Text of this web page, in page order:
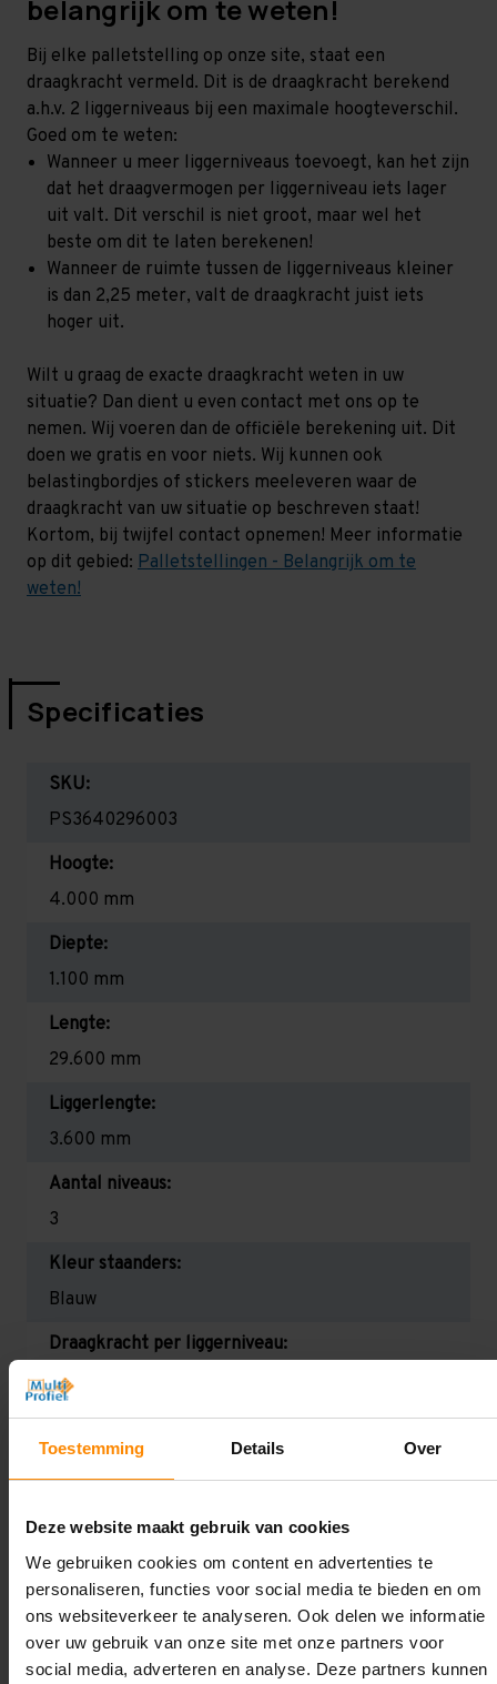
Toestemming Details Over
Deze website maakt gebruik van cookies
We gebruiken cookies om content en advertenties te
personaliseren, functies voor social media te bieden en om
ons websiteverkeer te analyseren. Ook delen we informatie
over uw gebruik van onze site met onze partners voor
social media, adverteren en analyse. Deze partners kunnen
belangrijk om te weten!
Bij elke palletstelling op onze site, staat een
draagkracht vermeld. Dit is de draagkracht berekend
a.h.v. 2 liggerniveaus bij een maximale hoogteverschil.
Goed om te weten:
Wanneer u meer liggerniveaus toevoegt, kan het zijn
dat het draagvermogen per liggerniveau iets lager
uit valt. Dit verschil is niet groot, maar wel het
beste om dit te laten berekenen!
Wanneer de ruimte tussen de liggerniveaus kleiner
is dan 2,25 meter, valt de draagkracht juist iets
hoger uit.
Wilt u graag de exacte draagkracht weten in uw
situatie? Dan dient u even contact met ons op te
nemen. Wij voeren dan de officiële berekening uit. Dit
doen we gratis en voor niets. Wij kunnen ook
belastingbordjes of stickers meeleveren waar de
draagkracht van uw situatie op beschreven staat!
Kortom, bij twijfel contact opnemen! Meer informatie
op dit gebied: Palletstellingen - Belangrijk om te
weten!
Specificaties
SKU:
PS3640296003
Hoogte:
4.000 mm
Diepte:
1.100 mm
Lengte:
29.600 mm
Liggerlengte:
3.600 mm
Aantal niveaus:
3
Kleur staanders:
Blauw
Draagkracht per liggerniveau:
2.300 kg (575 kg per pallet)
Maximale jukbelasting:
8874 kg
Oplossing op maat nodig?